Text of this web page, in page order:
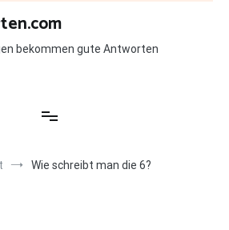
bekommen gute Antworten
Wie schreibt man die 6?